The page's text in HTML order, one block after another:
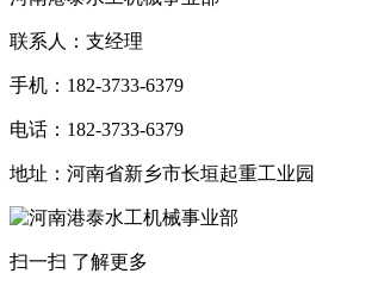
联系人：支经理
手机：182-3733-6379
电话：182-3733-6379
地址：河南省新乡市长垣起重工业园
扫一扫 了解更多